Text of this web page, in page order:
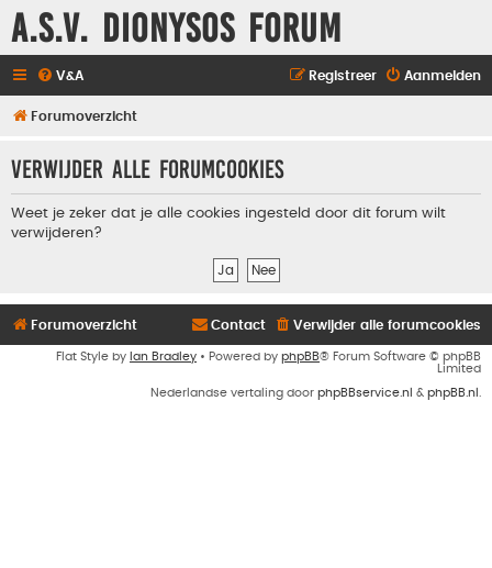
A.S.V. Dionysos Forum
V&A Aanmelden
Registreer
Forumoverzicht
Verwijder alle forumcookies
Weet je zeker dat je alle cookies ingesteld door dit forum wilt
verwijderen?
Forumoverzicht Verwijder alle forumcookies
Contact
Flat Style by Ian Bradley • Powered by phpBB® Forum Software © phpBB
Limited
Nederlandse vertaling door phpBBservice.nl & phpBB.nl